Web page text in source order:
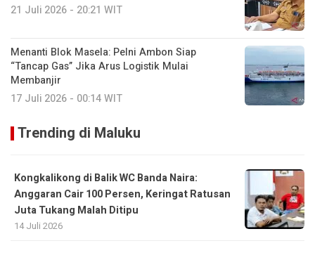
21 Juli 2026 - 20:21 WIT
Menanti Blok Masela: Pelni Ambon Siap
“Tancap Gas” Jika Arus Logistik Mulai
Membanjir
17 Juli 2026 - 00:14 WIT
Trending di Maluku
Kongkalikong di Balik WC Banda Naira:
Anggaran Cair 100 Persen, Keringat Ratusan
Juta Tukang Malah Ditipu
14 Juli 2026